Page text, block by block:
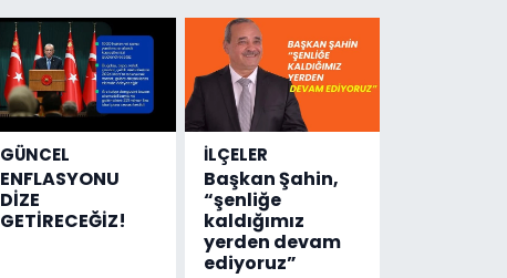
Emniyete
4,5 milyon
liralık
destek
çıktı
GÜNCEL
ENFLASYONU
DİZE
GETİRECEĞİZ!
İLÇELER
Başkan Şahin,
“şenliğe
kaldığımız
yerden devam
ediyoruz”